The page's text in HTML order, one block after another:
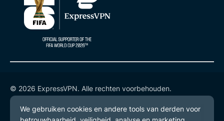
© 2026 ExpressVPN. Alle rechten voorbehouden.
Privacybeleid
Gebruiksvoorwaarden